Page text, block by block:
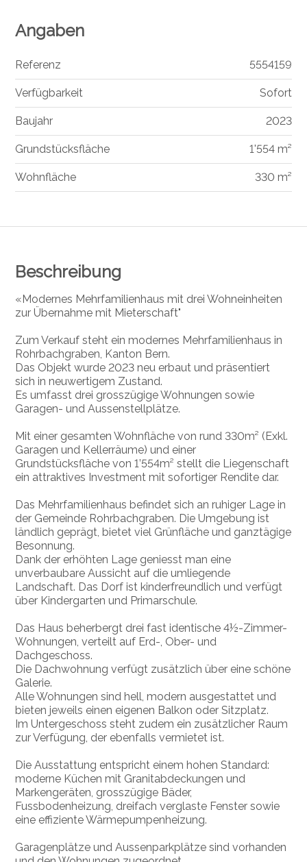
Beschreibung
«Modernes Mehrfamilienhaus mit drei Wohneinheiten
zur Übernahme mit Mieterschaft"
Zum Verkauf steht ein modernes Mehrfamilienhaus in
Rohrbachgraben, Kanton Bern.
Das Objekt wurde 2023 neu erbaut und präsentiert
sich in neuwertigem Zustand.
Es umfasst drei grosszügige Wohnungen sowie
Garagen- und Aussenstellplätze.
Mit einer gesamten Wohnfläche von rund 330m² (Exkl.
Garagen und Kellerräume) und einer
Grundstücksfläche von 1’554m² stellt die Liegenschaft
ein attraktives Investment mit sofortiger Rendite dar.
Das Mehrfamilienhaus befindet sich an ruhiger Lage in
der Gemeinde Rohrbachgraben. Die Umgebung ist
ländlich geprägt, bietet viel Grünfläche und ganztägige
Besonnung.
Dank der erhöhten Lage geniesst man eine
unverbaubare Aussicht auf die umliegende
Landschaft. Das Dorf ist kinderfreundlich und verfügt
über Kindergarten und Primarschule.
Das Haus beherbergt drei fast identische 4½-Zimmer-
Wohnungen, verteilt auf Erd-, Ober- und
Dachgeschoss.
Die Dachwohnung verfügt zusätzlich über eine schöne
Galerie.
Alle Wohnungen sind hell, modern ausgestattet und
bieten jeweils einen eigenen Balkon oder Sitzplatz.
Im Untergeschoss steht zudem ein zusätzlicher Raum
zur Verfügung, der ebenfalls vermietet ist.
Die Ausstattung entspricht einem hohen Standard:
moderne Küchen mit Granitabdeckungen und
Markengeräten, grosszügige Bäder,
Fussbodenheizung, dreifach verglaste Fenster sowie
eine effiziente Wärmepumpenheizung.
Garagenplätze und Aussenparkplätze sind vorhanden
Angaben
Referenz 5554159
Verfügbarkeit Sofort
Baujahr 2023
Grundstücksfläche 1'554 m²
Wohnfläche 330 m²